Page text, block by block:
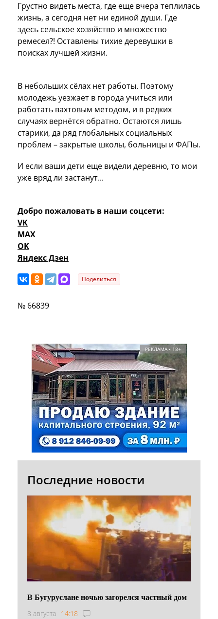
Грустно видеть места, где еще вчера теплилась
жизнь, а сегодня нет ни единой души. Где
здесь сельское хозяйство и множество
ремесел?! Оставлены тихие деревушки в
поисках лучшей жизни.
В небольших сёлах нет работы. Поэтому
молодежь уезжает в города учиться или
работать вахтовым методом, и в редких
случаях вернётся обратно. Остаются лишь
старики, да ряд глобальных социальных
проблем – закрытые школы, больницы и ФАПы.
И если ваши дети еще видели деревню, то мои
уже вряд ли застанут...
Добро пожаловать в наши соцсети:
VK
MAX
OK
Яндекс Дзен
Поделиться
№ 66839
РЕКЛАМА • 18+
Последние новости
В Бугуруслане ночью загорелся частный дом
8 августа 14:18